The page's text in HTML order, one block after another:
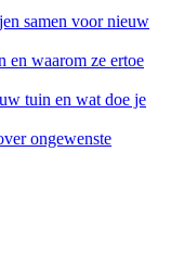
samen voor nieuw
en waarom ze ertoe
tuin en wat doe je
ongewenste